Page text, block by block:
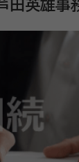
田英雄事